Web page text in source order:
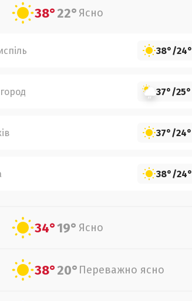
38°22° Ясно
38°/24°
37°/25°
37°/24°
38°/24°
34°19° Ясно
38°20° Переважно ясно